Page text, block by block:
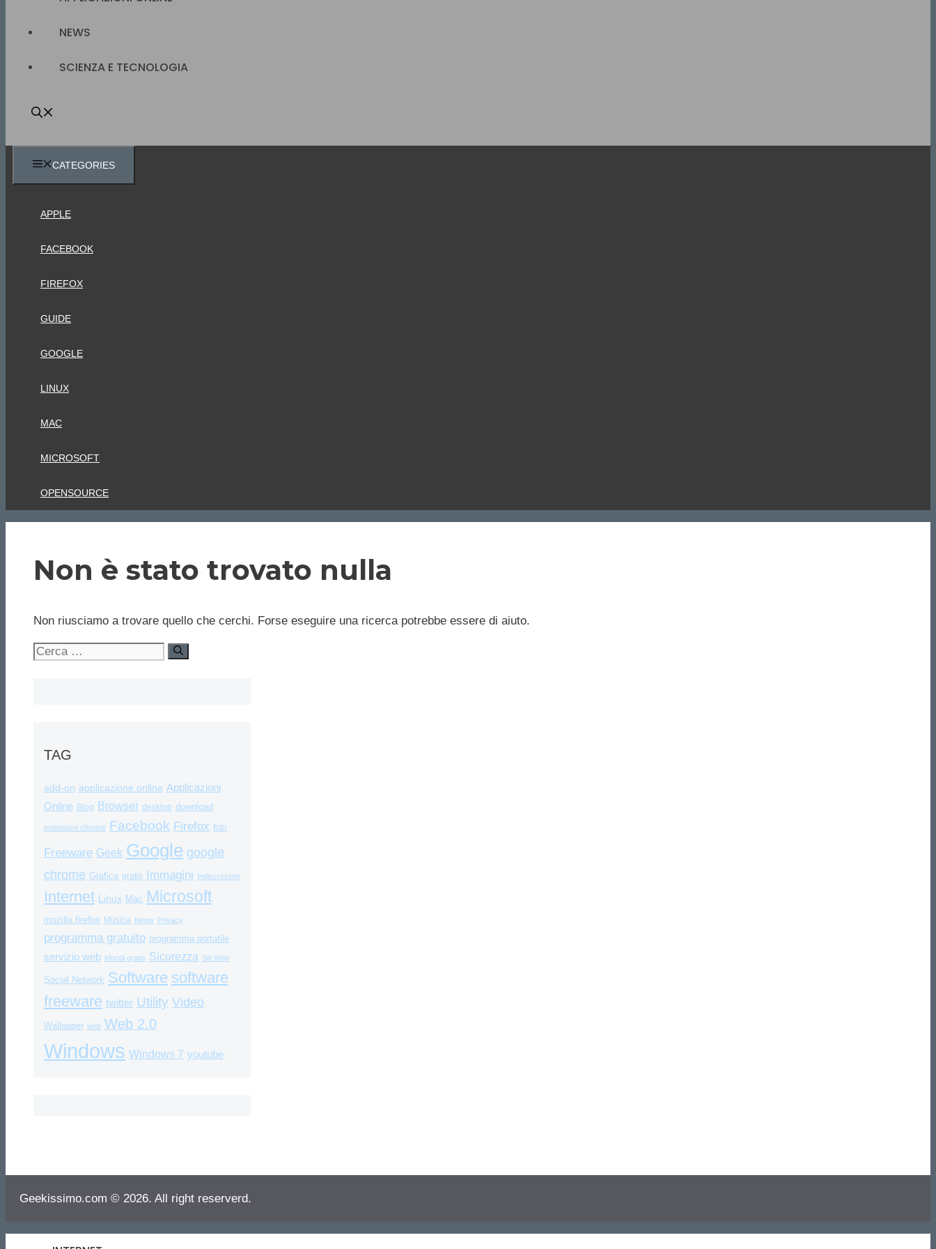
NEWS
SCIENZA E TECNOLOGIA
CATEGORIES
APPLE
FACEBOOK
FIREFOX
GUIDE
GOOGLE
LINUX
MAC
MICROSOFT
OPENSOURCE
Non è stato trovato nulla
Non riusciamo a trovare quello che cerchi. Forse eseguire una ricerca potrebbe essere di aiuto.
Ricerca
TAG
add-on applicazione online Applicazioni
Online Blog Browser desktop download
estensioni chrome Facebook Firefox foto
Freeware Geek Google google
chrome Grafica gratis Immagini Indiscrezioni
Internet Linux Mac Microsoft
mozilla firefox Musica News Privacy
programma gratuito programma portatile
servizio web sfondi gratis Sicurezza Siti Web
Social Network Software software
freeware twitter Utility Video
Wallpaper web Web 2.0
Windows Windows 7 youtube
Geekissimo.com © 2026. All right reserverd.